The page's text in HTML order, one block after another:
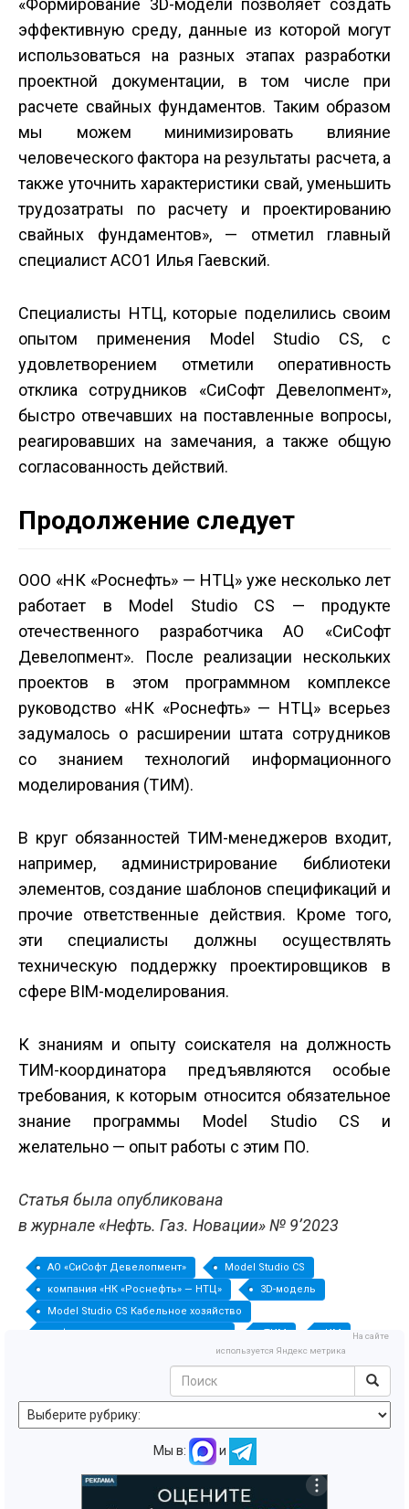
эффективную среду, данные из которой могут
использоваться на разных этапах разработки
проектной документации, в том числе при
расчете свайных фундаментов. Таким образом
мы можем минимизировать влияние
человеческого фактора на результаты расчета, а
также уточнить характеристики свай, уменьшить
трудозатраты по расчету и проектированию
свайных фундаментов», — отметил главный
специалист АСО1 Илья Гаевский.
Специалисты НТЦ, которые поделились своим
опытом применения Model Studio CS, с
удовлетворением отметили оперативность
отклика сотрудников «СиСофт Девелопмент»,
быстро отвечавших на поставленные вопросы,
реагировавших на замечания, а также общую
согласованность действий.
Продолжение следует
ООО «НК «Роснефть» — НТЦ» уже несколько лет
работает в Model Studio CS — продукте
отечественного разработчика АО «СиСофт
Девелопмент». После реализации нескольких
проектов в этом программном комплексе
руководство «НК «Роснефть» — НТЦ» всерьез
задумалось о расширении штата сотрудников
со знанием технологий информационного
моделирования (ТИМ).
В круг обязанностей ТИМ-менеджеров входит,
например, администрирование библиотеки
элементов, создание шаблонов спецификаций и
прочие ответственные действия. Кроме того,
эти специалисты должны осуществлять
техническую поддержку проектировщиков в
сфере BIM-моделирования.
К знаниям и опыту соискателя на должность
ТИМ-координатора предъявляются особые
требования, к которым относится обязательное
знание программы Model Studio CS и
желательно — опыт работы с этим ПО.
Статья была опубликована
в журнале «Нефть. Газ. Новации» № 9’2023
АО «СиСофт Девелопмент»
Model Studio CS
компания «НК «Роснефть» — НТЦ»
3D-модель
Model Studio CS Кабельное хозяйство
информационное моделирование
ТИМ
ИМ
На сайте
используется Яндекс метрика
Мы в: и